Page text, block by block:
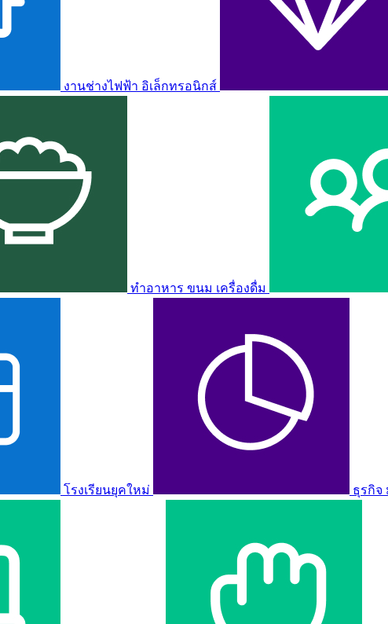
งานช่างไฟฟ้า อิเล็กทรอนิกส์
ทำอาหาร ขนม เครื่องดื่ม
โรงเรียนยุคใหม่ ธุรกิจ